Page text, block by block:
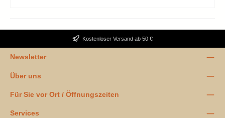
Kostenloser Versand ab 50 €
Newsletter
Über uns
Für Sie vor Ort / Öffnungszeiten
Services